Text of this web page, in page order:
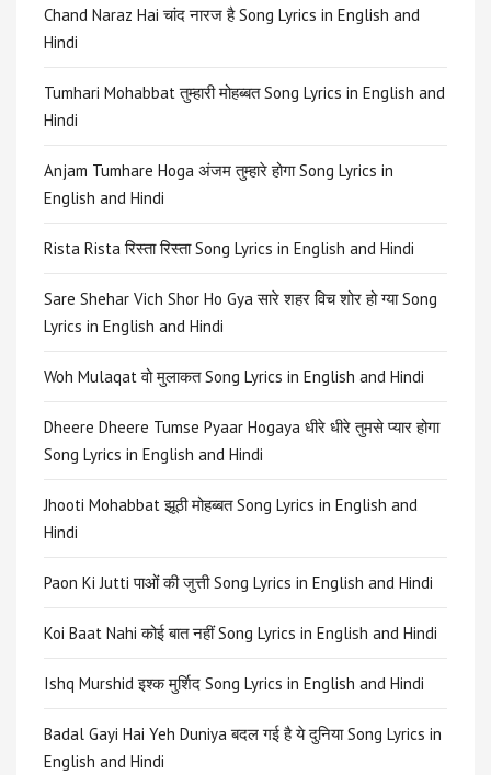
Chand Naraz Hai चांद नारज है Song Lyrics in English and
Hindi
Tumhari Mohabbat तुम्हारी मोहब्बत Song Lyrics in English and
Hindi
Anjam Tumhare Hoga अंजम तुम्हारे होगा Song Lyrics in
English and Hindi
Rista Rista रिस्ता रिस्ता Song Lyrics in English and Hindi
Sare Shehar Vich Shor Ho Gya सारे शहर विच शोर हो ग्या Song
Lyrics in English and Hindi
Woh Mulaqat वो मुलाकत Song Lyrics in English and Hindi
Dheere Dheere Tumse Pyaar Hogaya धीरे धीरे तुमसे प्यार होगा
Song Lyrics in English and Hindi
Jhooti Mohabbat झूठी मोहब्बत Song Lyrics in English and
Hindi
Paon Ki Jutti पाओं की जुत्ती Song Lyrics in English and Hindi
Koi Baat Nahi कोई बात नहीं Song Lyrics in English and Hindi
Ishq Murshid इश्क मुर्शिद Song Lyrics in English and Hindi
Badal Gayi Hai Yeh Duniya बदल गई है ये दुनिया Song Lyrics in
English and Hindi